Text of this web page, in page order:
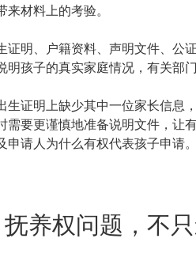
来材料上的考验。
证明、户籍资料、声明文件、公
明孩子的真实家庭情况，有关部
生证明上缺少其中一位家长信息
需要更谨慎地准备说明文件，让
申请人为什么有权代表孩子申请。
养权问题，不